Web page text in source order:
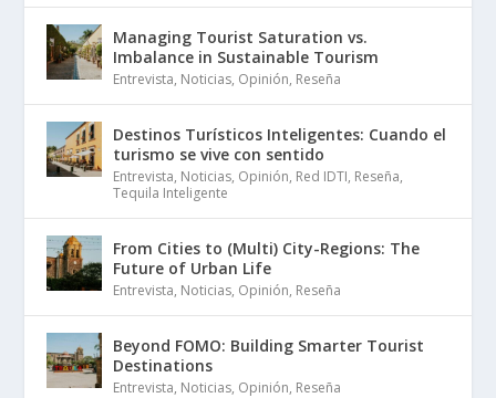
Managing Tourist Saturation vs.
Imbalance in Sustainable Tourism
Entrevista, Noticias, Opinión, Reseña
Destinos Turísticos Inteligentes: Cuando el
turismo se vive con sentido
Entrevista, Noticias, Opinión, Red IDTI, Reseña,
Tequila Inteligente
From Cities to (Multi) City-Regions: The
Future of Urban Life
Entrevista, Noticias, Opinión, Reseña
Beyond FOMO: Building Smarter Tourist
Destinations
Entrevista, Noticias, Opinión, Reseña